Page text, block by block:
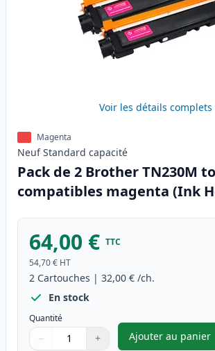
Voir les détails complets
Magenta
Neuf Standard capacité
Pack de 2 Brother TN230M
compatibles magenta (Ink
64,00 € TTC
54,70 € HT
2 Cartouches | 32,00 € /ch.
En stock
Quantité
Quantité
Utilisez les boutons pour ajuster
− +
Quantité
Ajouter au panier
,Pack de